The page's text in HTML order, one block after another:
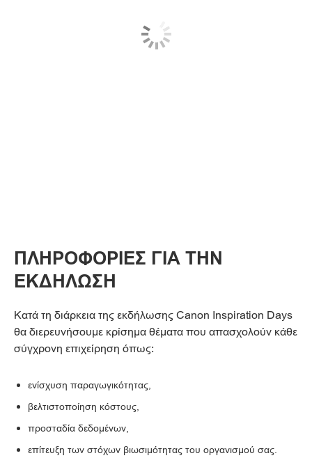
ΑΣΦΑΛΕΙΑ ΚΑΙ ΣΥΜΜΟΡΦΩΣΗ
ΠΛΗΡΟΦΟΡΙΕΣ ΓΙΑ ΤΗΝ
ΕΚΔΗΛΩΣΗ
Κατά τη διάρκεια της εκδήλωσης Canon Inspiration Days
θα διερευνήσουμε κρίσημα θέματα που απασχολούν κάθε
σύγχρονη επιχείρηση όπως:
ενίσχυση παραγωγικότητας,
βελτιστοποίηση κόστους,
προσταδία δεδομένων,
επίτευξη των στόχων βιωσιμότητας του οργανισμού σας.